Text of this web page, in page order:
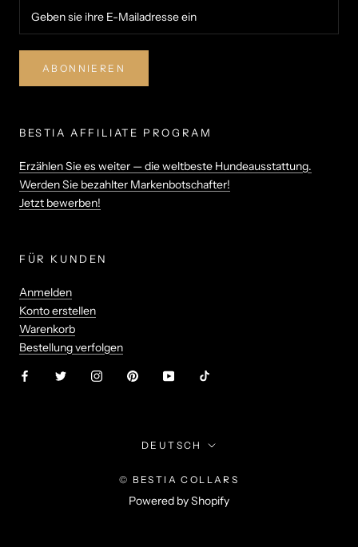
ABONNIEREN
BESTIA AFFILIATE PROGRAM
Erzählen Sie es weiter — die weltbeste Hundeausstattung.
Werden Sie bezahlter Markenbotschafter!
Jetzt bewerben!
FÜR KUNDEN
Anmelden
Konto erstellen
Warenkorb
Bestellung verfolgen
Sprache
DEUTSCH
© BESTIA COLLARS
Powered by Shopify